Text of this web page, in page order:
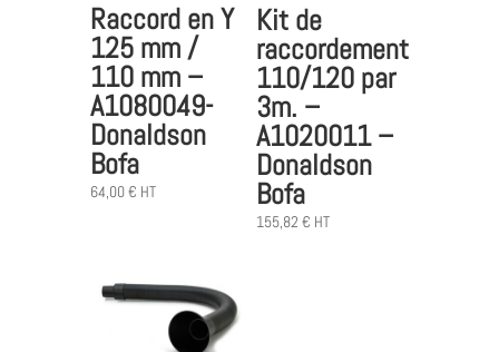
Raccord en Y
125 mm /
110 mm –
A1080049-
Donaldson
Bofa
64,00€ HT
Kit de
raccordement
110/120 par
3m. –
A1020011 –
Donaldson
Bofa
155,82 € HT